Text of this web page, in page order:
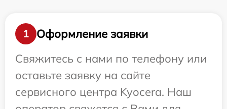
1
Оформление заявки
Свяжитесь с нами по телефону или
оставьте заявку на сайте
сервисного центра Kyocera. Наш